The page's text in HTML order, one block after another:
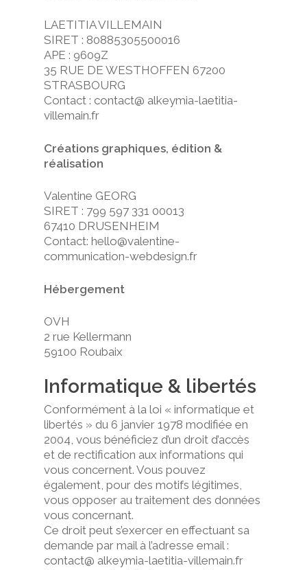
LAETITIA VILLEMAIN
SIRET : 80885305500016
APE : 9609Z
35 RUE DE WESTHOFFEN 67200
STRASBOURG
Contact : contact@ alkeymia-laetitia-
villemain.fr
Créations graphiques, édition &
réalisation
Valentine GEORG
SIRET : 799 597 331 00013
67410 DRUSENHEIM
Contact: hello@valentine-
communication-webdesign.fr
Hébergement
OVH
2 rue Kellermann
59100 Roubaix
Informatique & libertés
Conformément à la loi « informatique et
libertés » du 6 janvier 1978 modifiée en
2004, vous bénéficiez d’un droit d’accès
et de rectification aux informations qui
vous concernent. Vous pouvez
également, pour des motifs légitimes,
vous opposer au traitement des données
vous concernant.
Ce droit peut s’exercer en effectuant sa
demande par mail à l’adresse email :
contact@ alkeymia-laetitia-villemain.fr